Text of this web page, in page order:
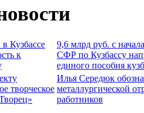
Кузбассе
к
9,6 млрд руб. с
СФР по Кузбассу
единого пособия
творческое
Илья Середюк
металлургической
работников